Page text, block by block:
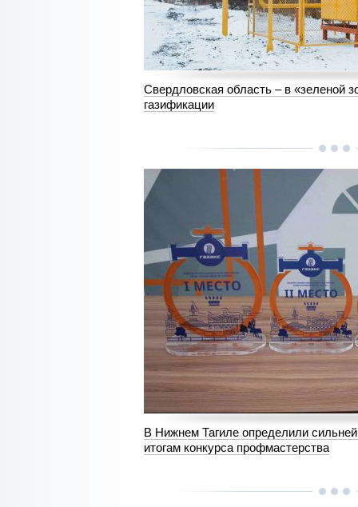
Свердловская область – в «зеленой
газификации
В Нижнем Тагиле определили
итогам конкурса профмастерства